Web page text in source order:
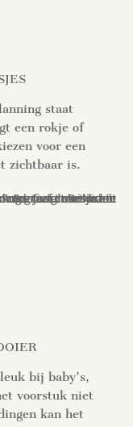
staat
een rokje of
voor een
zichtbaar is.
bij baby’s,
voorstuk niet
kan het